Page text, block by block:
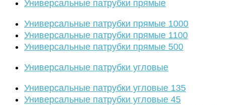
Универсальные патрубки прямые
Универсальные патрубки прямые 1000
Универсальные патрубки прямые 1100
Универсальные патрубки прямые 500
Универсальные патрубки угловые
Универсальные патрубки угловые 135
Универсальные патрубки угловые 45